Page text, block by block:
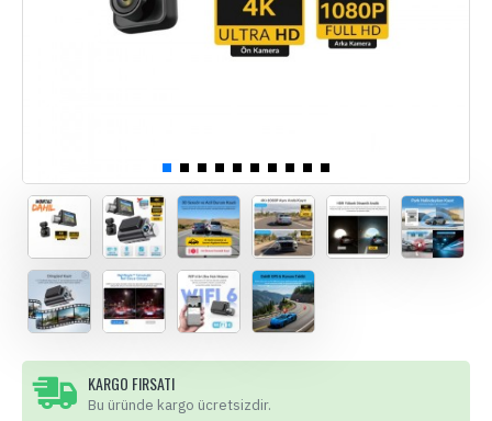
KARGO FIRSATI
Bu üründe kargo ücretsizdir.